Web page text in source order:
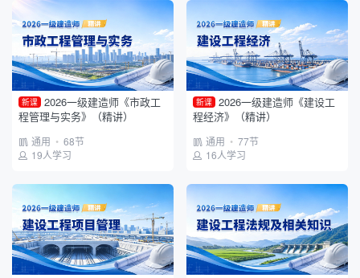
新课 2026一级建造师《市政工
程管理与实务》（精讲）
通用 • 68节
19人学习
新课 2026一级建造师《建设工
程经济》（精讲）
通用 • 77节
16人学习